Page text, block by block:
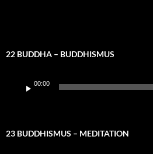
22 BUDDHA – BUDDHISMUS
Player
00:00
23 BUDDHISMUS – MEDITATION